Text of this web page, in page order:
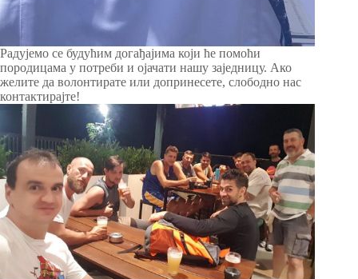
Радујемо се будућим догађајима који ће помоћи
породицама у потреби и ојачати нашу заједницу. Ако
желите да волонтирате или допринесете, слободно нас
контактирајте!